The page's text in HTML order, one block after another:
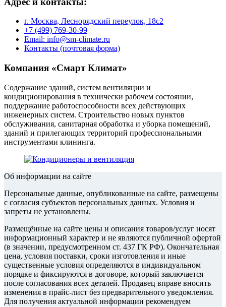
г. Москва, Леснорядский переулок, 18с2
+7 (499) 769-30-99
Email: info@sm-climate.ru
Контакты (почтовая форма)
Компания «Смарт Климат»
Содержание зданий, систем вентиляции и
кондиционирования в технически рабочем состоянии,
поддержание работоспособности всех действующих
инженерных систем. Строительство новых пунктов
обслуживания, санитарная обработка и уборка помещений,
зданий и прилегающих территорий профессиональными
инструментами клининга.
Об информации на сайте
Персональные данные, опубликованные на сайте, размещены
с согласия субъектов персональных данных. Условия и
запреты не установлены.
Размещённые на сайте цены и описания товаров/услуг носят
информационный характер и не являются публичной офертой
(в значении, предусмотренном ст. 437 ГК РФ). Окончательная
цена, условия поставки, сроки изготовления и иные
существенные условия определяются в индивидуальном
порядке и фиксируются в договоре, который заключается
после согласования всех деталей. Продавец вправе вносить
изменения в прайс‑лист без предварительного уведомления.
Для получения актуальной информации рекомендуем